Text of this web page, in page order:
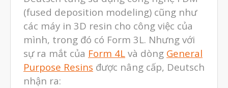
vật liệu in 3D kháng dung môi
đánh đổi độ bền và chịu nhiệt
đọc datasheet vật liệu in 3D
phun hạt mài chi tiết in 3D
(fused deposition modeling) cũng như
các máy in 3D resin cho công việc của
mình, trong đó có Form 3L. Nhưng với
sự ra mắt của Form 4L và dòng General
Purpose Resins được nâng cấp, Deutsch
nhận ra: